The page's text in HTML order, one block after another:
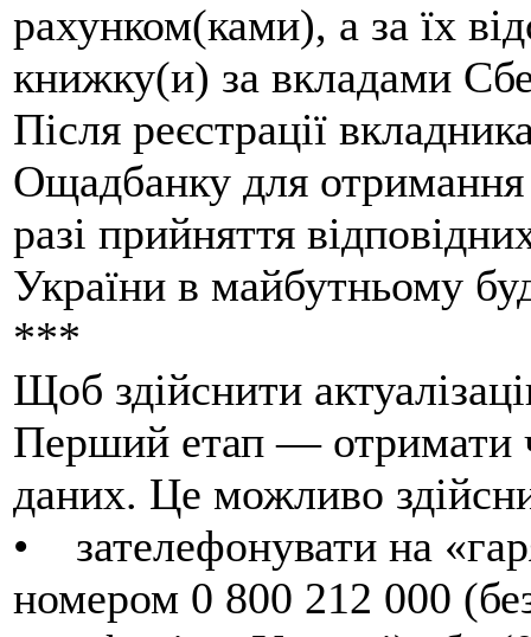
рахунком(ками), а за їх
книжку(и) за вкладами
Після реєстрації
Ощадбанку для отримання
разі прийняття
України в майбутньому
***
Щоб здійснити
Перший етап — отримати
даних. Це можливо
• зателефонувати на
номером 0 800 212 000